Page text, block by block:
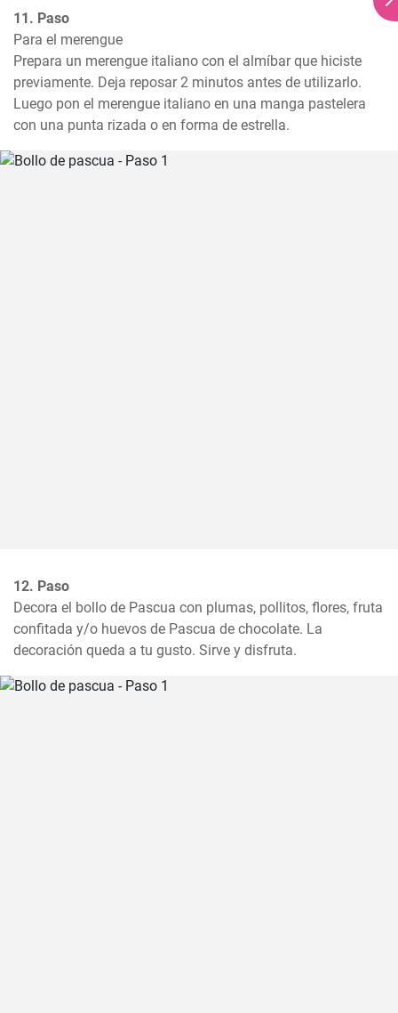
11. Paso
Para el merengue
Prepara un merengue italiano con el almíbar que hiciste
previamente. Deja reposar 2 minutos antes de utilizarlo.
Luego pon el merengue italiano en una manga pastelera
con una punta rizada o en forma de estrella.
12. Paso
Decora el bollo de Pascua con plumas, pollitos, flores, fruta
confitada y/o huevos de Pascua de chocolate. La
decoración queda a tu gusto. Sirve y disfruta.